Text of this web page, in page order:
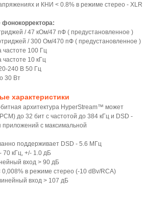
и КНИ < 0.8% в режиме стерео - XLR
фонокорректора:
/ 47 кОм/47 пФ ( предустановленное )
/ 300 Ом/470 пФ ( предустановленное )
частоте 100 Гц
частоте 10 кГц
240 В 50 Гц
30 Вт
характеристики
архитектура HyperStream™ может
до 32 бит с частотой до 384 кГц и DSD -
с максимальной
поддерживает DSD - 5.6 МГц
70 кГц, +/- 1.0 дБ
вход > 90 дБ
0,008% в режиме стерео (-10 dBv/RCA)
вход > 107 дБ